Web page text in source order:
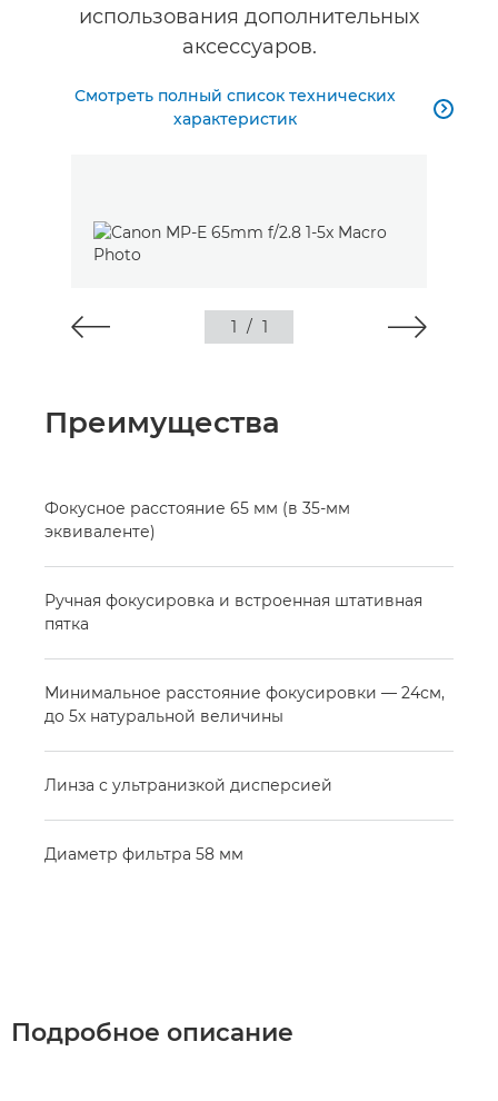
использования дополнительных
аксессуаров.
Смотреть полный список технических
характеристик

1 / 1
Преимущества
Фокусное расстояние 65 мм (в 35-мм
эквиваленте)
Ручная фокусировка и встроенная штативная
пятка
Минимальное расстояние фокусировки — 24см,
до 5x натуральной величины
Линза с ультранизкой дисперсией
Диаметр фильтра 58 мм
Подробное описание